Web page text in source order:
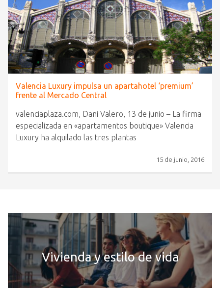
Valencia Luxury impulsa un apartahotel ‘premium’
frente al Mercado Central
valenciaplaza.com, Dani Valero, 13 de junio – La firma
especializada en «apartamentos boutique» Valencia
Luxury ha alquilado las tres plantas
15 de junio, 2016
Vivienda y estilo de vida